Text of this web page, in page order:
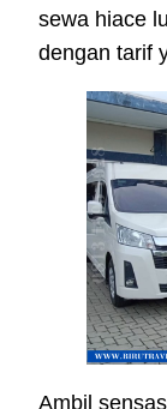
sewa hiace
dengan tarif
Ambil